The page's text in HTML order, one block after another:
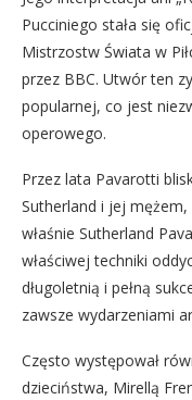
Pucciniego stała się
Mistrzostw Świata w
przez BBC. Utwór ten
popularnej, co jest
operowego.
Przez lata Pavarotti
Sutherland i jej
właśnie Sutherland
właściwej techniki
długoletnią i pełną
zawsze wydarzeniami
Często występował
dzieciństwa, Mirellą